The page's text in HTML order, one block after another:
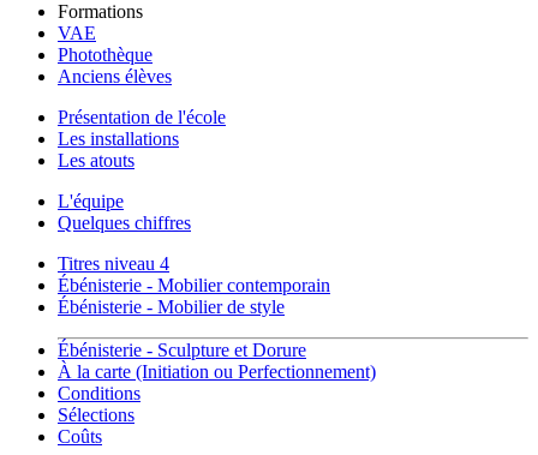
Formations
VAE
Photothèque
Anciens élèves
Présentation de l'école
Les installations
Les atouts
L'équipe
Quelques chiffres
Titres niveau 4
Ébénisterie - Mobilier contemporain
Ébénisterie - Mobilier de style
Ébénisterie - Sculpture et Dorure
À la carte (Initiation ou Perfectionnement)
Conditions
Sélections
Coûts